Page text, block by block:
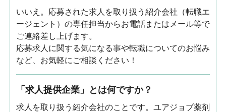
いいえ。応募された求人を取り扱う紹介会社（転職エ
ージェント）の専任担当からお電話またはメール等で
ご連絡差し上げます。
応募求人に関する気になる事や転職についてのお悩み
など、お気軽にご相談ください！
「求人提供企業」とは何ですか？
求人を取り扱う紹介会社のことです。ユアジョブ薬剤